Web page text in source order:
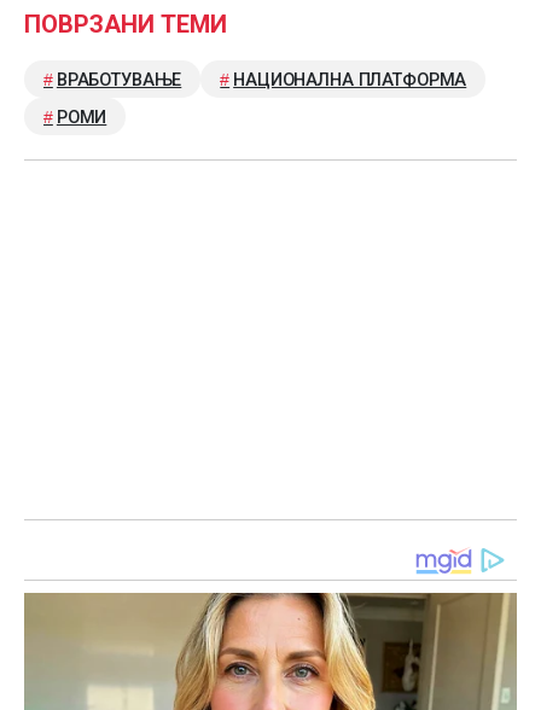
ПОВРЗАНИ ТЕМИ
ВРАБОТУВАЊЕ
НАЦИОНАЛНА ПЛАТФОРМА
РОМИ